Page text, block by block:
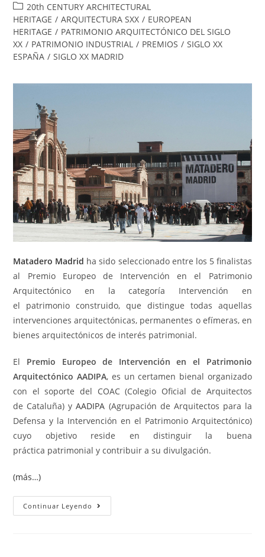
20th CENTURY ARCHITECTURAL
HERITAGE / ARQUITECTURA SXX / EUROPEAN
HERITAGE / PATRIMONIO ARQUITECTÓNICO DEL SIGLO
XX / PATRIMONIO INDUSTRIAL / PREMIOS / SIGLO XX
ESPAÑA / SIGLO XX MADRID
Matadero Madrid ha sido seleccionado entre los 5 finalistas
al Premio Europeo de Intervención en el Patrimonio
Arquitectónico en la categoría Intervención en
el patrimonio construido, que distingue todas aquellas
intervenciones arquitectónicas, permanentes o efímeras, en
bienes arquitectónicos de interés patrimonial.
El Premio Europeo de Intervención en el Patrimonio
Arquitectónico AADIPA, es un certamen bienal organizado
con el soporte del COAC (Colegio Oficial de Arquitectos
de Cataluña) yAADIPA (Agrupación de Arquitectos para la
Defensa y la Intervención en el Patrimonio Arquitectónico)
cuyo objetivo reside en distinguir la buena
práctica patrimonial y contribuir a su divulgación.
(más…)
Continuar Leyendo